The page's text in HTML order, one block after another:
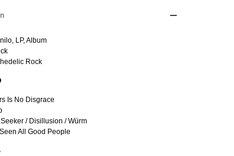
LP, Album
Rock
Is No Disgrace
Seeker / Disillusion / Würm
All Good People